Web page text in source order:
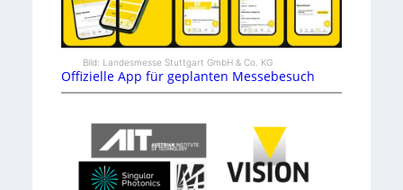
Bild: Landesmesse Stuttgart GmbH & Co. KG
Offizielle App für geplanten Messebesuch